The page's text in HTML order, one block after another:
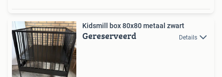
Kidsmill box 80x80 metaal zwart
Gereserveerd Details